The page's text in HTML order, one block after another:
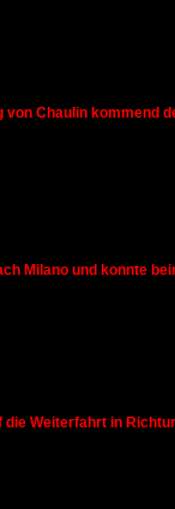
Chaulin kommend
Milano und konnte
Weiterfahrt in